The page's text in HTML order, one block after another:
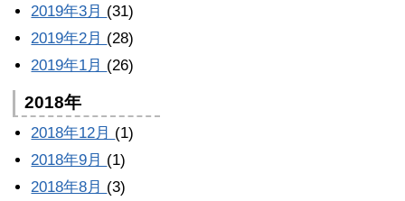
2019年3月 (31)
2019年2月 (28)
2019年1月 (26)
2018年
2018年12月 (1)
2018年9月 (1)
2018年8月 (3)